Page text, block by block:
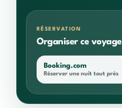
RÉSERVATION
Organiser ce voyage
Booking.com
Réserver une nuit tout près